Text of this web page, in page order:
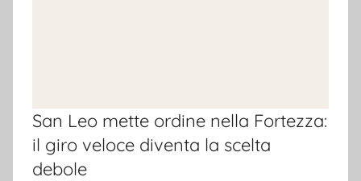
San Leo mette ordine nella Fortezza:
il giro veloce diventa la scelta
debole